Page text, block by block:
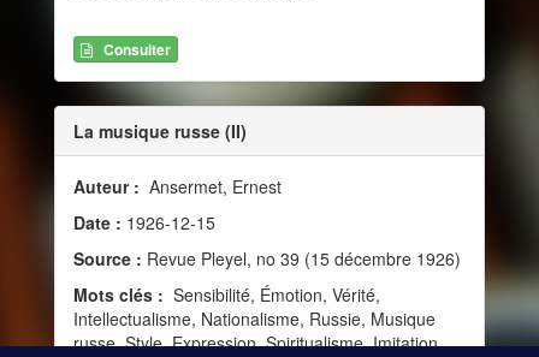
Consulter
La musique russe (II)
Auteur : Ansermet, Ernest
Date : 1926-12-15
Source : Revue Pleyel, no 39 (15 décembre 1926)
Mots clés : Sensibilité, Émotion, Vérité,
Intellectualisme, Nationalisme, Russie, Musique
russe, Style, Expression, Spiritualisme, Imitation,